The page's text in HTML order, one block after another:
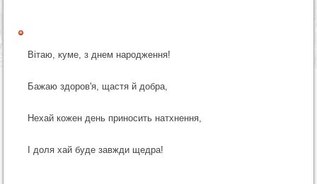
Вітаю, куме, з днем народження!
Бажаю здоров'я, щастя й добра,
Нехай кожен день приносить натхнення,
І доля хай буде завжди щедра!